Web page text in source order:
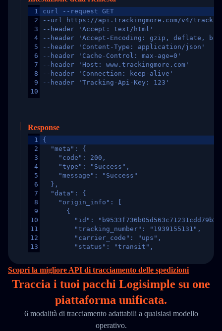
1
2
3
4
5
6
7
8
9
10
curl --request GET
--url https://api.trackingmore.com/v4/trackings/
--header 'Accept: text/html'
--header 'Accept-Encoding: gzip, deflate,
--header 'Content-Type: application/json'
--header 'Cache-Control: max-age=0'
--header 'Host: www.trackingmore.com'
--header 'Connection: keep-alive'
--header 'Tracking-Api-Key: 123'
Response
1
2
3
4
5
6
7
8
9
10
11
12
13
16
17
21
{
  "meta": {
    "code": 200,
    "type": "Success",
    "message": "Success"
  },
  "data": {
    "origin_info": [
      {
"id":
        "tracking_number": "1939155131",
        "carrier_code": "ups",
        "status": "transit",
        "itemTimeLength": 2,
        "weblink": "",
        "phone": null,
        "trackinfo": [
          {
            "Date": "2017-03-08 04: 22: 00",
"StatusDescription": "Departed
Scopri la migliore API di tracciamento delle spedizioni
Traccia i tuoi pacchi Logisimple su one
piattaforma unificata.
6 modalità di tracciamento adattabili a qualsiasi modello
operativo.